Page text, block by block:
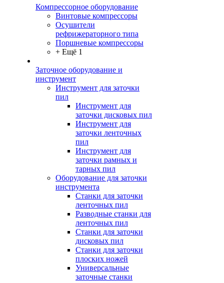
Компрессорное оборудование
Винтовые компрессоры
Осушители
рефрижераторного типа
Поршневые компрессоры
+ Ещё 1
Заточное оборудование и
инструмент
Инструмент для заточки
пил
Инструмент для
заточки дисковых пил
Инструмент для
заточки ленточных
пил
Инструмент для
заточки рамных и
тарных пил
Оборудование для заточки
инструмента
Станки для заточки
ленточных пил
Разводные станки для
ленточных пил
Станки для заточки
дисковых пил
Станки для заточки
плоских ножей
Универсальные
заточные станки